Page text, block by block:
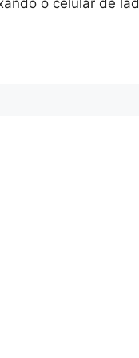
o celular de